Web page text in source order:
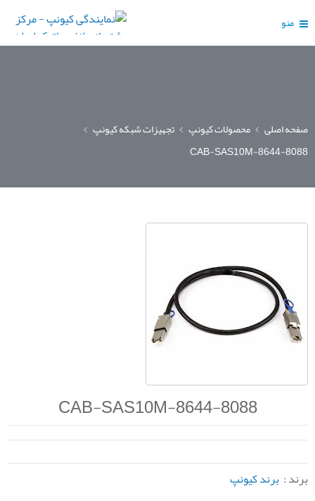
منو
صفحه اصلی محصولات کیونپ
تجهیزات شبکه کیونپ
CAB-SAS10M-8644-8088
CAB-SAS10M-8644-8088
برند : برند کیونپ